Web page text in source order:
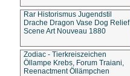
Rar Historismus Jugendstil
Drache Dragon Vase Dog Relief
Scene Art Nouveau 1880
Zodiac - Tierkreiszeichen
Öllampe Krebs, Forum Traiani,
Reenactment Öllämpchen